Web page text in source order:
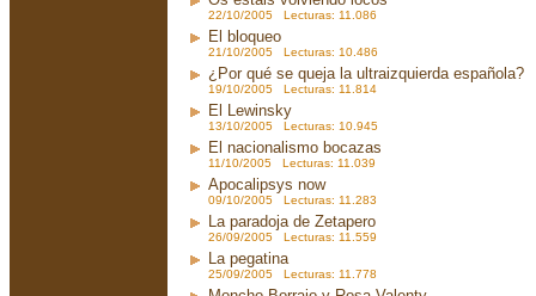
22/10/2005 Lecturas: 11.086
El bloqueo
21/10/2005 Lecturas: 10.486
¿Por qué se queja la ultraizquierda española?
19/10/2005 Lecturas: 11.814
El Lewinsky
13/10/2005 Lecturas: 10.945
El nacionalismo bocazas
11/10/2005 Lecturas: 11.039
Apocalipsys now
09/10/2005 Lecturas: 11.283
La paradoja de Zetapero
26/09/2005 Lecturas: 11.559
La pegatina
25/09/2005 Lecturas: 11.778